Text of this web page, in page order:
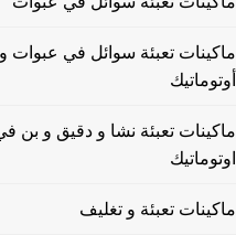
ماكينات تعبئة سوائل في
أوتوماتيك
ماكينات تعبئة نشا و دقيق و بن
اوتوماتيك
ماكينات تعبئة و تغليف